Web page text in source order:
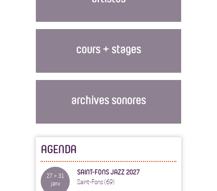
cours + stages
archives sonores
AGENDA
27 > 31
janv
SAINT-FONS JAZZ 2027
Saint-Fons (69)